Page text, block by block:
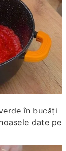
în bucăți
date pe